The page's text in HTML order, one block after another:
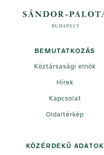
BEMUTATKOZÁS
Köztársasági elnök
Hírek
Kapcsolat
Oldaltérkép
KÖZÉRDEKŰ ADATOK